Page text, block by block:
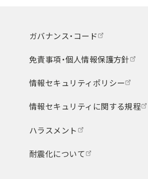
ガバナンス・コード
免責事項・個人情報保護方針
情報セキュリティポリシー
情報セキュリティに関する規程
ハラスメント
耐震化について